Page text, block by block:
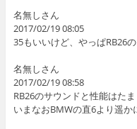
名無しさん
2017/02/19 08:05
35もいいけど、やっぱRB26
名無しさん
2017/02/19 08:58
RB26のサウンドと性能はた
いまなおBMWの直6より遥か